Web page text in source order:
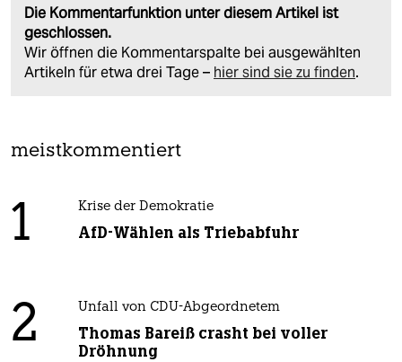
Die Kommentarfunktion unter diesem Artikel ist
geschlossen.
Wir öffnen die Kommentarspalte bei ausgewählten
Artikeln für etwa drei Tage – hier sind sie zu finden.
meistkommentiert
1 Krise der Demokratie
AfD-Wählen als Triebabfuhr
2 Unfall von CDU-Abgeordnetem
Thomas Bareiß crasht bei voller
Dröhnung